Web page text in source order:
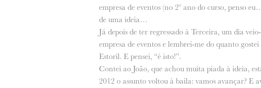
empresa de eventos (no 2º ano do curso, penso
de uma ideia…
Já depois de ter regressado à Terceira, um dia
empresa de eventos e lembrei-me do quanto
Estoril. E pensei, “é isto!”.
Contei ao João, que achou muita piada à ideia,
2012 o assunto voltou à baila: vamos avançar? E